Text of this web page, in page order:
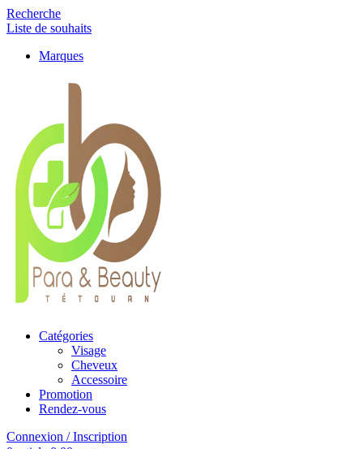
Recherche
Liste de souhaits
Marques
Catégories
Visage
Cheveux
Accessoire
Promotion
Rendez-vous
Connexion / Inscription